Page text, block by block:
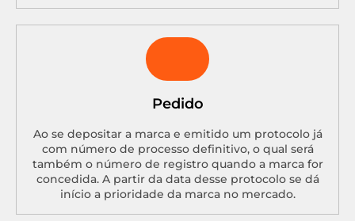
Pedido
Ao se depositar a marca e emitido um protocolo já
com número de processo definitivo, o qual será
também o número de registro quando a marca for
concedida. A partir da data desse protocolo se dá
início a prioridade da marca no mercado.